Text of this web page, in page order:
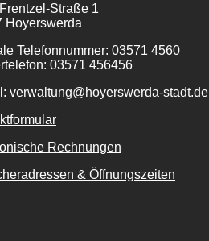
Straße 1
Hoyerswerda
Telefonnummer: 03571 4560
03571 456456
verwaltung@hoyerswerda-stadt.de
Rechnungen
& Öffnungszeiten